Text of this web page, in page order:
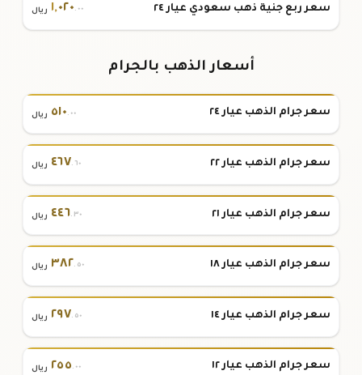
سعر ربع جنية ذهب سعودي عيار ٢٤ ١,٠٢٠.٠٠ ريال
أسعار الذهب بالجرام
سعر جرام الذهب عيار ٢٤ ٥١٠.٠٠ ريال
سعر جرام الذهب عيار ٢٢ ٤٦٧.٦٠ ريال
سعر جرام الذهب عيار ٢١ ٤٤٦.٣٠ ريال
سعر جرام الذهب عيار ١٨ ٣٨٢.٥٠ ريال
سعر جرام الذهب عيار ١٤ ٢٩٧.٥٠ ريال
سعر جرام الذهب عيار ١٢ ٢٥٥.٠٠ ريال